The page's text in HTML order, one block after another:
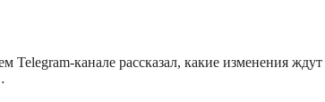
канале рассказал, какие изменения